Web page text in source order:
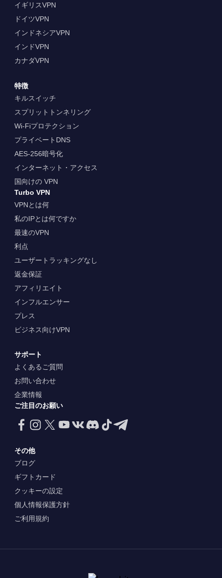
イギリスVPN
ドイツVPN
インドネシアVPN
インドVPN
カナダVPN
特徴
キルスイッチ
スプリットトンネリング
Wi-Fiプロテクション
プライベートDNS
AES-256暗号化
インターネット・アクセス
国向けの VPN
Turbo VPN
VPNとは何
私のIPとは何ですか
最速のVPN
利点
ユーザートラッキングなし
返金保証
アフィリエイト
インフルエンサー
プレス
ビジネス向けVPN
サポート
よくあるご質問
お問い合わせ
企業情報
ご注目のお願い
その他
ブログ
ギフトカード
クッキーの設定
個人情報保護方針
ご利用規約